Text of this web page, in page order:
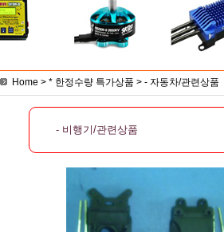
Home > * 한정수량 특가상품 > - 자동차/관련상품
- 비행기/관련상품